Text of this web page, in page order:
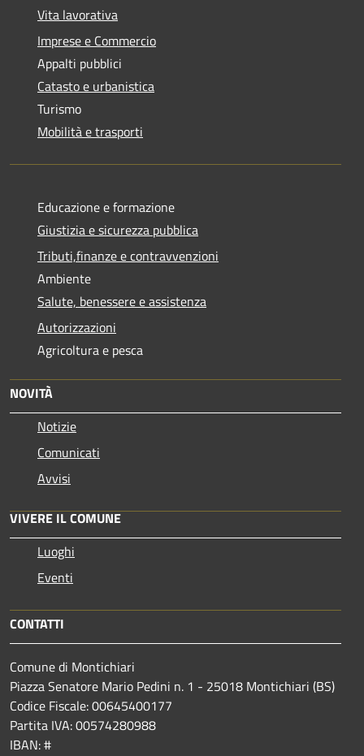
Vita lavorativa
Imprese e Commercio
Appalti pubblici
Catasto e urbanistica
Turismo
Mobilità e trasporti
Educazione e formazione
Giustizia e sicurezza pubblica
Tributi,finanze e contravvenzioni
Ambiente
Salute, benessere e assistenza
Autorizzazioni
Agricoltura e pesca
NOVITÀ
Notizie
Comunicati
Avvisi
VIVERE IL COMUNE
Luoghi
Eventi
CONTATTI
Comune di Montichiari
Piazza Senatore Mario Pedini n. 1 - 25018 Montichiari (BS)
Codice Fiscale: 00645400177
Partita IVA: 00574280988
IBAN: #